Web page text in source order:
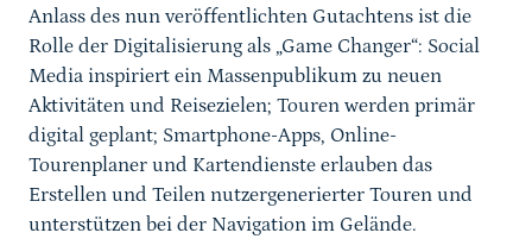
Anlass des nun veröffentlichten Gutachtens ist die
Rolle der Digitalisierung als „Game Changer“: Social
Media inspiriert ein Massenpublikum zu neuen
Aktivitäten und Reisezielen; Touren werden primär
digital geplant; Smartphone-Apps, Online-
Tourenplaner und Kartendienste erlauben das
Erstellen und Teilen nutzergenerierter Touren und
unterstützen bei der Navigation im Gelände.